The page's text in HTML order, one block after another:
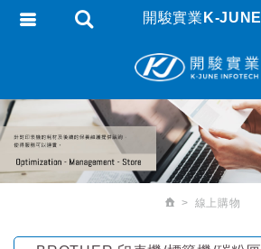
線上購物
開駿實業K-JUNE
會員登入
忘記密碼
訂單查詢
繁體中文